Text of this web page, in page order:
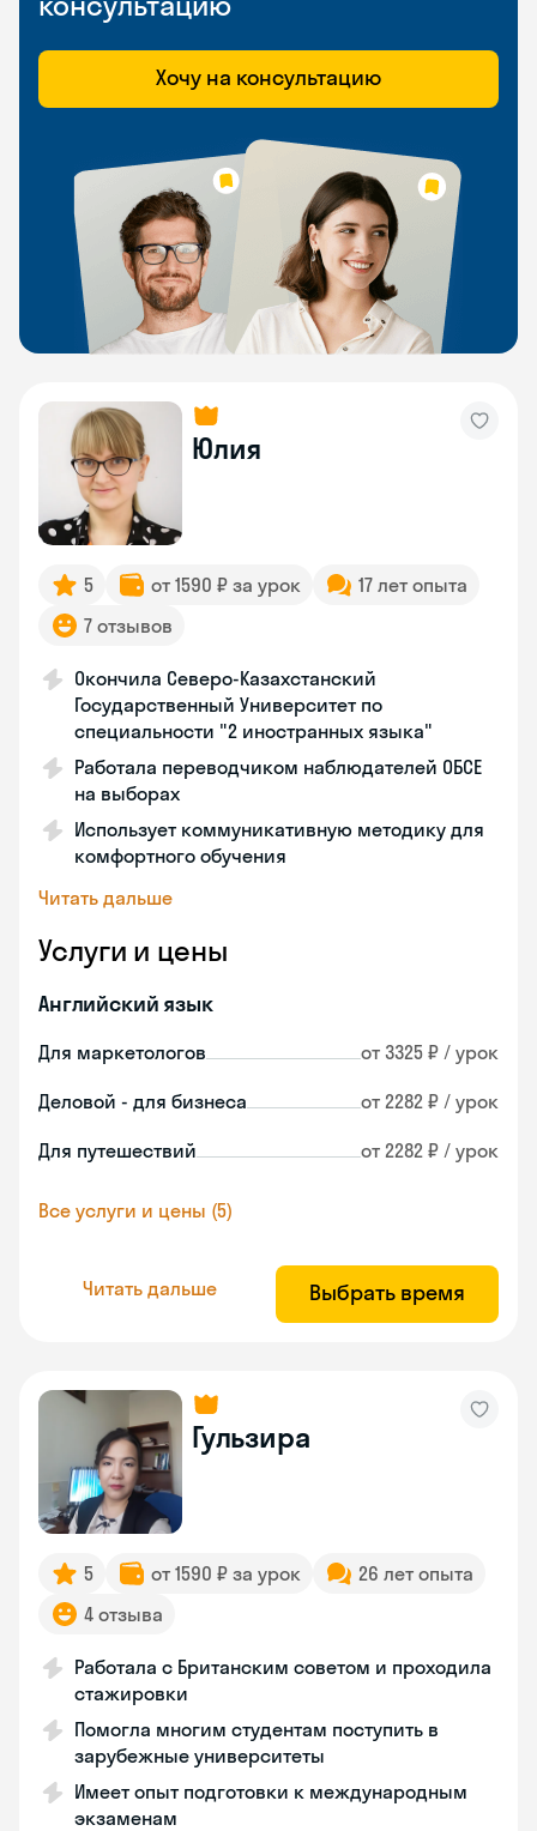
Хочу на консультацию
Юлия
5 от 1590 ₽ за урок
17 лет опыта
7 отзывов
Окончила Северо-Казахстанский
Государственный Университет по
специальности "2 иностранных языка"
Работала переводчиком наблюдателей ОБСЕ
на выборах
Использует коммуникативную методику для
комфортного обучения
Читать дальше
Услуги и цены
Английский язык
Для маркетологов от 3325 ₽ / урок
Деловой - для бизнеса от 2282 ₽ / урок
Для путешествий от 2282 ₽ / урок
Все услуги и цены (5)
Читать дальше Выбрать время
Гульзира
5 от 1590 ₽ за урок
26 лет опыта
4 отзыва
Работала с Британским советом и проходила
стажировки
Помогла многим студентам поступить в
зарубежные университеты
Имеет опыт подготовки к международным
экзаменам